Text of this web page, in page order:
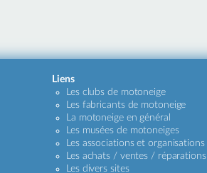
Liens
Les clubs de motoneige
Les fabricants de motoneige
La motoneige en général
Les musées de motoneiges
Les associations et organisations
Les achats / ventes / réparations
Les divers sites